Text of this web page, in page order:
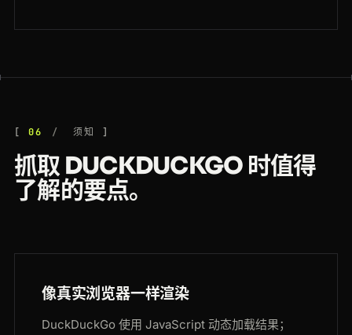
06 须知
抓取 DUCKDUCKGO 时值得
了解的要点。
像真实浏览器一样渲染
DuckDuckGo 使用 JavaScript 动态加载结果；